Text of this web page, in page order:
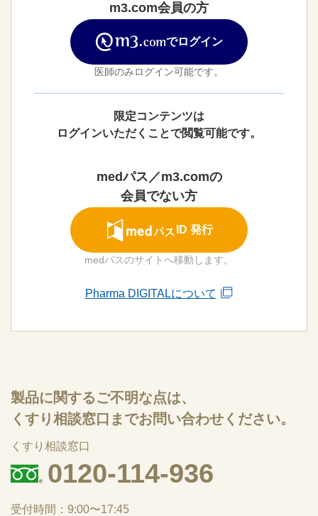
m3.com会員の方
でログイン
医師のみログイン可能です。
限定コンテンツは
ログインいただくことで閲覧可能です。
medパス／m3.comの
会員でない方
ID 発行
medパスのサイトへ移動します。
Pharma DIGITALについて
製品に関するご不明な点は、
くすり相談窓口までお問い合わせください。
くすり相談窓口
0120-114-936
受付時間：9:00〜17:45